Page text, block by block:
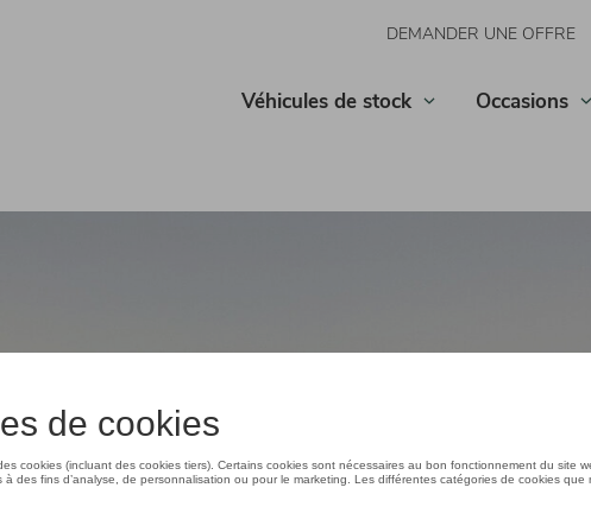
DEMANDER UNE OFFRE
Véhicules de stock Occasions